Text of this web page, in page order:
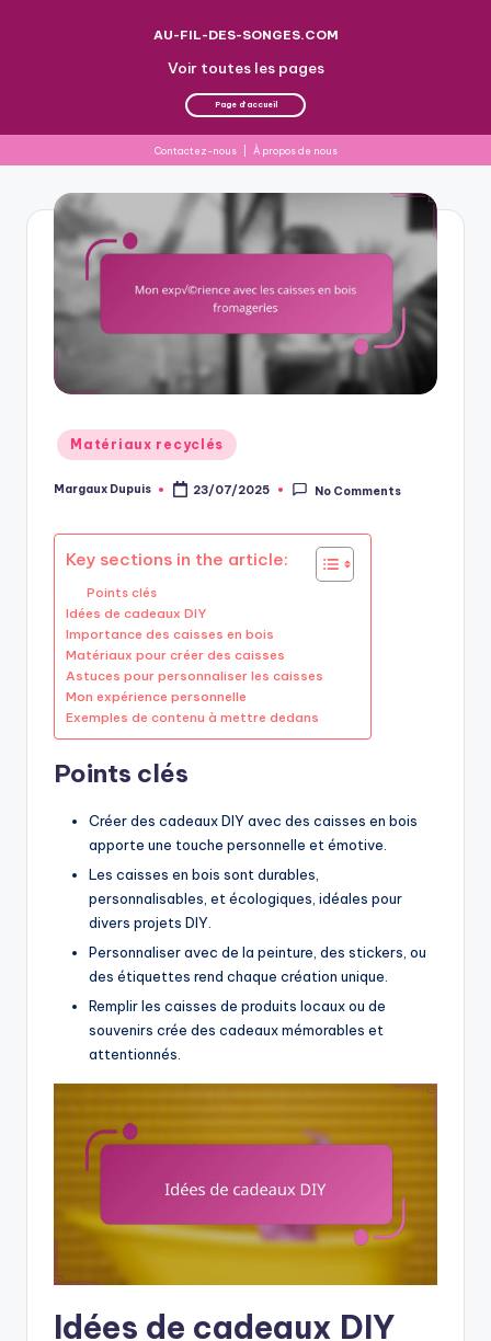
Voir toutes les pages
AU-FIL-DES-SONGES.COM
Page d'accueil
Contactez-nous À propos de nous
Posted
in
Matériaux recyclés
Posted
Margaux Dupuis 23/07/2025 No Comments
Key sections in the article:
Points clés
Idées de cadeaux DIY
Importance des caisses en bois
Matériaux pour créer des caisses
Astuces pour personnaliser les caisses
Mon expérience personnelle
Exemples de contenu à mettre dedans
Points clés
Créer des cadeaux DIY avec des caisses en bois
apporte une touche personnelle et émotive.
Les caisses en bois sont durables,
personnalisables, et écologiques, idéales pour
divers projets DIY.
Personnaliser avec de la peinture, des stickers, ou
des étiquettes rend chaque création unique.
Remplir les caisses de produits locaux ou de
souvenirs crée des cadeaux mémorables et
attentionnés.
Idées de cadeaux DIY